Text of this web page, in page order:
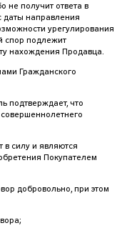
не получит ответа в
даты направления
урегулирования
спор подлежит
нахождения Продавца.
Гражданского
подтверждает, что
в силу и являются
Покупателем
добровольно, при этом